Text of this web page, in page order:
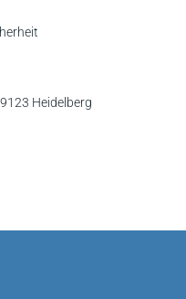
Heidelberg